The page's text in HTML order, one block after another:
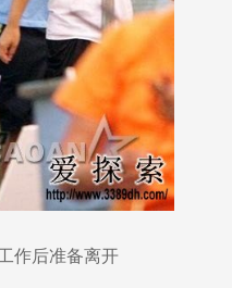
作后准备离开